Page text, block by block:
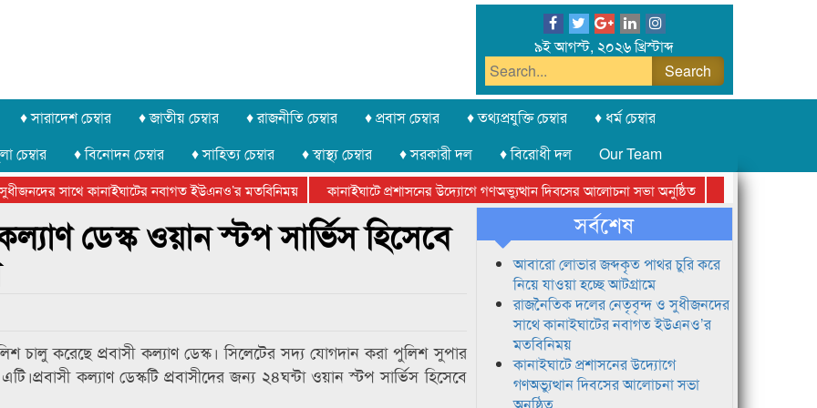
৯ই আগস্ট, ২০২৬ খ্রিস্টাব্দ
♦ সারাদেশ চেম্বার ♦ জাতীয় চেম্বার ♦ রাজনীতি চেম্বার ♦ প্রবাস চেম্বার ♦ তথ্যপ্রযুক্তি চেম্বার
♦ ধর্ম চেম্বার
চেম্বার ♦ বিনোদন চেম্বার ♦ সাহিত্য চেম্বার ♦ স্বাস্থ্য চেম্বার ♦ সরকারী দল ♦ বিরোধী দল
Our Team
সাথে কানাইঘাটের নবাগত ইউএনও’র মতবিনিময় কানাইঘাটে প্রশাসনের উদ্যোগে গণঅভ্যুত্থান দিবসের আলোচনা সভা অনুষ্ঠিত
সিলেট অনলাইন
ফেডারেশানের বিভাগীয় অভিনয় কর্মশালা সম্পন্ন
ডেস্ক ওয়ান স্টপ সার্ভিস হিসেবে
চালু করেছে প্রবাসী কল্যাণ ডেস্ক। সিলেটের সদ্য যোগদান করা পুলিশ সুপার
কল্যাণ ডেস্কটি প্রবাসীদের জন্য ২৪ঘন্টা ওয়ান স্টপ সার্ভিস হিসেবে
সর্বশেষ
আবারো লোভার জব্দকৃত পাথর চুরি করে
নিয়ে যাওয়া হচ্ছে আটগ্রামে
রাজনৈতিক দলের নেতৃবৃন্দ ও সুধীজনদের
সাথে কানাইঘাটের নবাগত ইউএনও’র
মতবিনিময়
কানাইঘাটে প্রশাসনের উদ্যোগে
গণঅভ্যুত্থান দিবসের আলোচনা সভা